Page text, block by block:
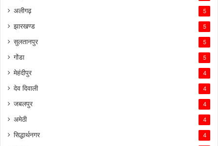
अलीगढ़ 5
झारखण्ड 5
सुलतानपुर 5
गोंडा 5
मेहंदीपुर 4
देव दिवाली 4
जबलपुर 4
अमेठी 4
सिद्धार्थनगर 4